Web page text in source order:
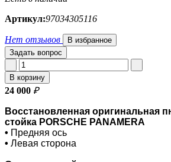
Артикул:97034305116
Нет отзывов
В избранное
Задать вопрос
В корзину
24 000 ₽
Восстановленная оригинальная
стойка PORSCHE PANAMERA
• Предняя ось
• Левая сторона